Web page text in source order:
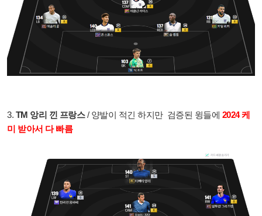
3. TM 앙리 낀 프랑스/ 양발이 적긴 하지만 검증된 윙들에 2024 케
미 받아서 다 빠름